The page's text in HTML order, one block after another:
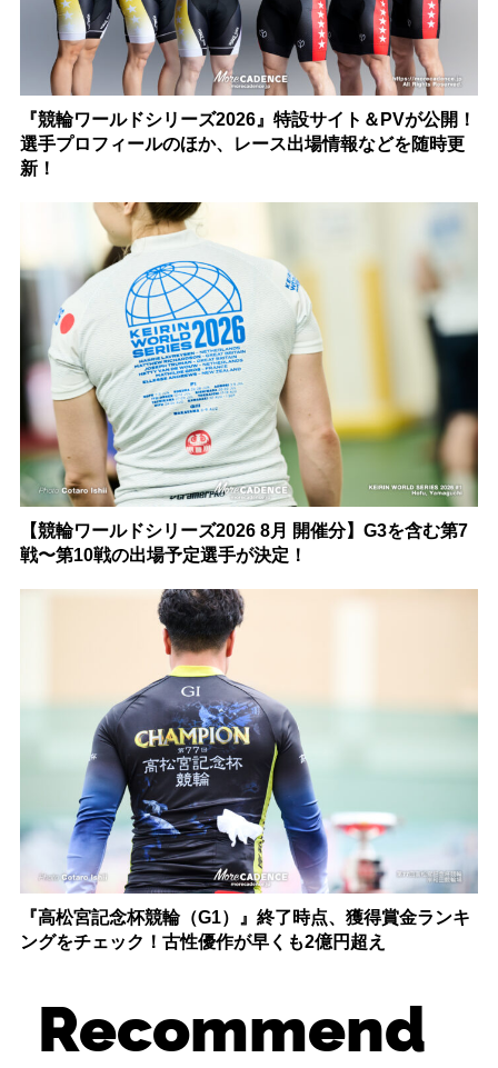
『競輪ワールドシリーズ2026』特設サイト＆PVが公開！
選手プロフィールのほか、レース出場情報などを随時更
新！
【競輪ワールドシリーズ2026 8月 開催分】G3を含む第7
戦〜第10戦の出場予定選手が決定！
『高松宮記念杯競輪（G1）』終了時点、獲得賞金ランキ
ングをチェック！古性優作が早くも2億円超え
Recommend